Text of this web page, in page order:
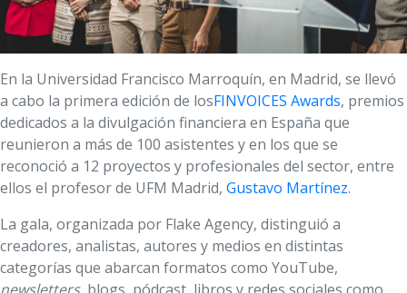
En la Universidad Francisco Marroquín, en Madrid, se llevó
a cabo la primera edición de losFINVOICES Awards, premios
dedicados a la divulgación financiera en España que
reunieron a más de 100 asistentes y en los que se
reconoció a 12 proyectos y profesionales del sector, entre
ellos el profesor de UFM Madrid, Gustavo Martínez.
La gala, organizada por Flake Agency, distinguió a
creadores, analistas, autores y medios en distintas
categorías que abarcan formatos como YouTube,
newsletters, blogs, pódcast, libros y redes sociales como